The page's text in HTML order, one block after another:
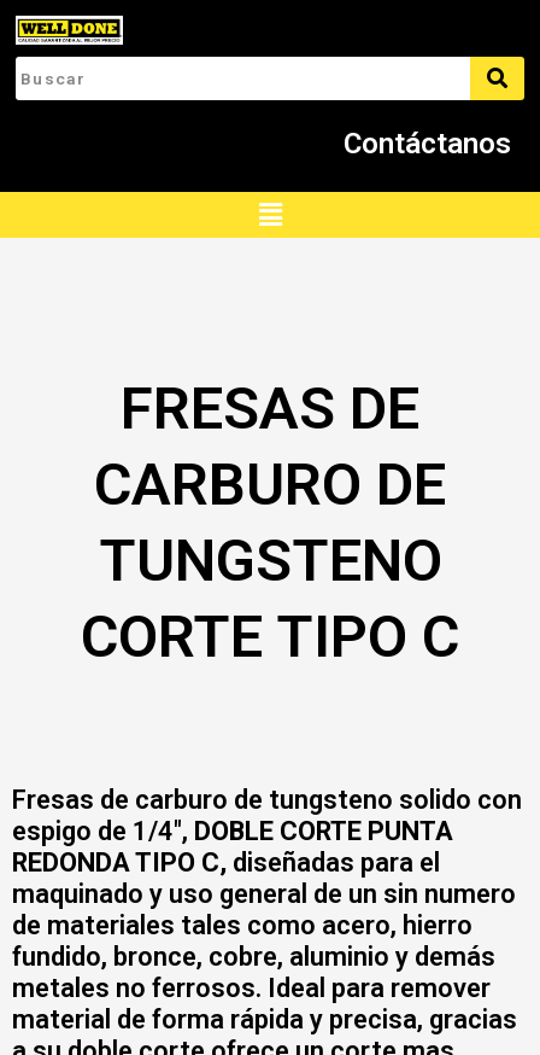
contenido
Contáctanos
Menú
FRESAS DE
CARBURO DE
TUNGSTENO
CORTE TIPO C
Fresas de carburo de tungsteno solido con
espigo de 1/4″, DOBLE CORTE PUNTA
REDONDA TIPO C, diseñadas para el
maquinado y uso general de un sin numero
de materiales tales como acero, hierro
fundido, bronce, cobre, aluminio y demás
metales no ferrosos. Ideal para remover
material de forma rápida y precisa, gracias